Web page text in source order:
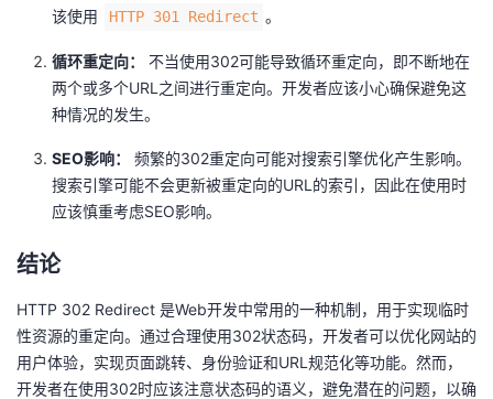
该使用
HTTP 301 Redirect 。
循环重定向：
不当使用302可能导致循环重定向，即不断地在
两个或多个URL之间进行重定向。开发者应该小心确保避免这
种情况的发生。
SEO影响：
频繁的302重定向可能对搜索引擎优化产生影响。
搜索引擎可能不会更新被重定向的URL的索引，因此在使用时
应该慎重考虑SEO影响。
结论
HTTP 302 Redirect 是Web开发中常用的一种机制，用于实现临时
性资源的重定向。通过合理使用302状态码，开发者可以优化网站的
用户体验，实现页面跳转、身份验证和URL规范化等功能。然而，
开发者在使用302时应该注意状态码的语义，避免潜在的问题，以确